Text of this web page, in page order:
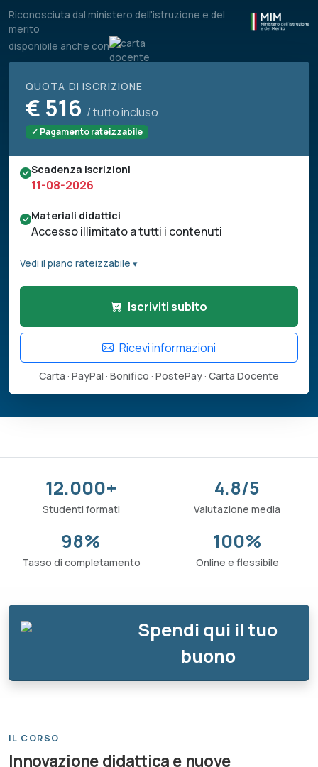
Riconosciuta dal ministero dell'istruzione e del
merito
disponibile anche con
QUOTA DI ISCRIZIONE
€ 516 / tutto incluso
✓ Pagamento rateizzabile
Scadenza iscrizioni
11-08-2026
Materiali didattici
Accesso illimitato a tutti i contenuti
Vedi il piano rateizzabile ▾
Iscriviti subito
Ricevi informazioni
Carta · PayPal · Bonifico · PostePay · Carta Docente
12.000+
Studenti formati
4.8/5
Valutazione media
98%
Tasso di completamento
100%
Online e flessibile
Spendi qui il tuo
buono
IL CORSO
Innovazione didattica e nuove